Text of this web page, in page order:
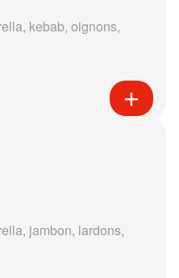
kebab, oignons,
jambon, lardons,